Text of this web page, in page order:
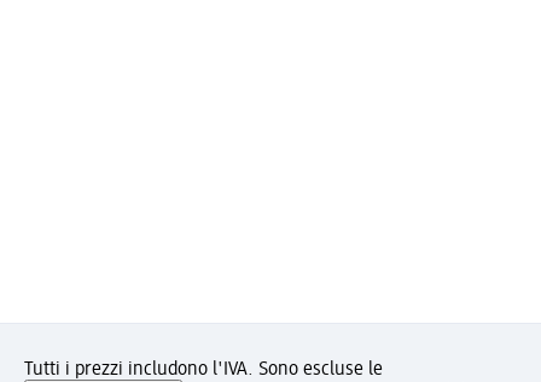
Tutti i prezzi includono l'IVA. Sono escluse le